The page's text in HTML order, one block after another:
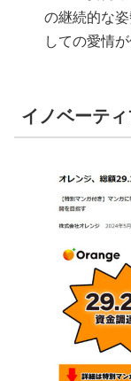
の継続的な
しての愛情
イノベーテ